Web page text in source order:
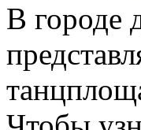
В городе